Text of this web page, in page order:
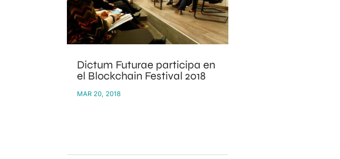
Dictum Futurae participa en
el Blockchain Festival 2018
MAR 20, 2018